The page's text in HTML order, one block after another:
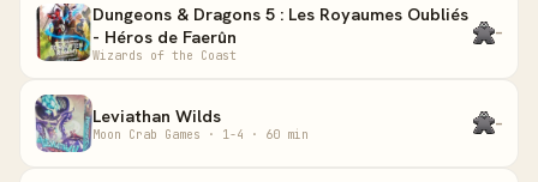
Dungeons & Dragons 5 : Les Royaumes Oubliés
- Héros de Faerûn
Wizards of the Coast
-
Leviathan Wilds
Moon Crab Games · 1-4 · 60 min
-